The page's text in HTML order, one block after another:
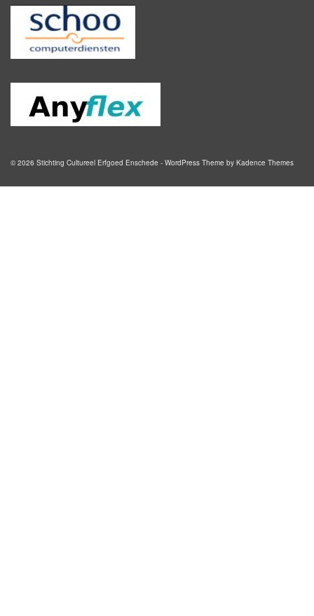
© 2026 Stichting Cultureel Erfgoed Enschede - WordPress Theme by Kadence Themes